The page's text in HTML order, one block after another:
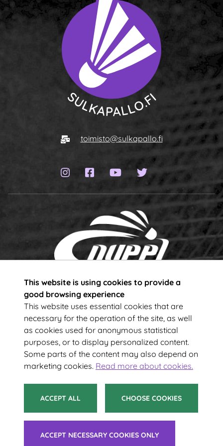
This website is using cookies to provide a
good browsing experience
This website uses essential cookies that are
necessary for the operation of the site, as well
as cookies used for anonymous statistical
purposes, or to display personalized content.
Some parts of the content may also depend on
marketing cookies. Read more about cookies.
ACCEPT ALL
ACCEPT NECESSARY COOKIES ONLY
CHOOSE COOKIES
E-mailtoimisto@sulkapallo.fi
Instagram page
Facebook page
YouTube channel
Twitter page
Subscribe to our newsletter!
Your e-mail address
SUBSCRIBE
© 2021 Suomen Sulkapalloliitto ry